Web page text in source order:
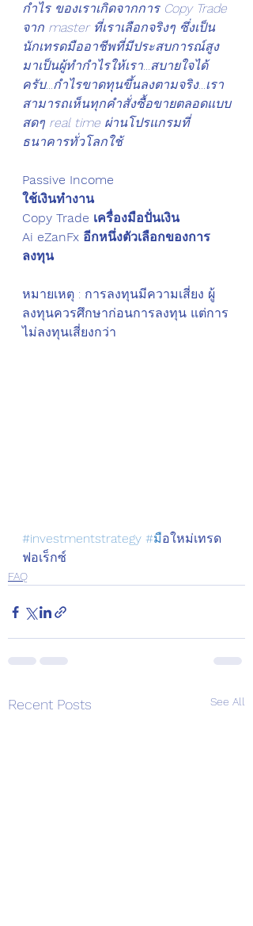
กำไร ของเราเกิดจากการ Copy Trade
จาก master ที่เราเลือกจริงๆ ซึ่งเป็น
นักเทรดมืออาชีพที่มีประสบการณ์สูง
มาเป็นผู้ทำกำไรให้เรา...สบายใจได้
ครับ...กำไรขาดทุนขึ้นลงตามจริง...เรา
สามารถเห็นทุกคำสั่งซื้อขายตลอดแบบ
สดๆ real time ผ่านโปรแกรมที่
ธนาคารทั่วโลกใช้
Passive Income
ใช้เงินทำงาน
Copy Trade เครื่องมือปั่นเงิน
Ai eZanFx อีกหนึ่งตัวเลือกของการ
ลงทุน
หมายเหตุ : การลงทุนมีความเสี่ยง ผู้
ลงทุนควรศึกษาก่อนการลงทุน แต่การ
ไม่ลงทุนเสี่ยงกว่า
#investmentstrategy #มือใหม่เทรด
ฟอเร็กซ์
FAQ
Recent Posts See All